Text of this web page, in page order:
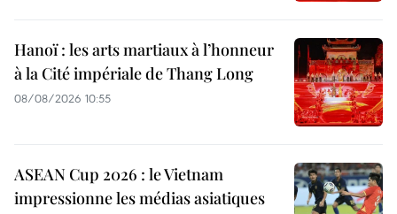
Hanoï : les arts martiaux à l’honneur
à la Cité impériale de Thang Long
08/08/2026 10:55
ASEAN Cup 2026 : le Vietnam
impressionne les médias asiatiques